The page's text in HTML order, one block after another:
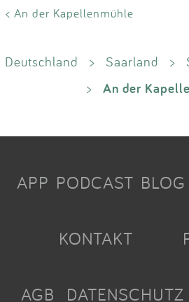
< An der Kapellenmühle
Deutschland > Saarland >
>
An der
APP PODCAST BLOG
KONTAKT
AGB DATENSCHUTZ